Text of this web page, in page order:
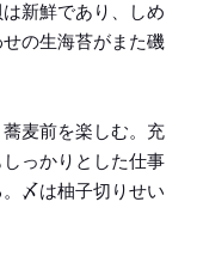
新鮮であり、しめ
の生海苔がまた磯
麦前を楽しむ。充
っかりとした仕事
〆は柚子切りせい